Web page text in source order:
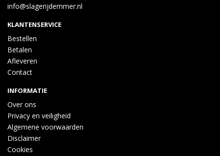
info@slagerijdemmer.nl
KLANTENSERVICE
Bestellen
Betalen
Afleveren
Contact
INFORMATIE
Over ons
Privacy en veiligheid
Algemene voorwaarden
Disclaimer
Cookies